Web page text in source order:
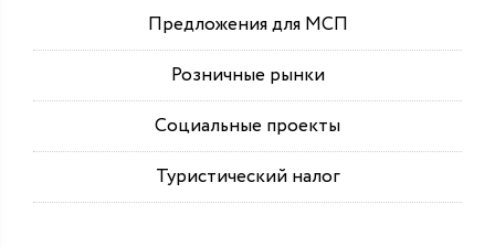
Предложения для МСП
Розничные рынки
Социальные проекты
Туристический налог